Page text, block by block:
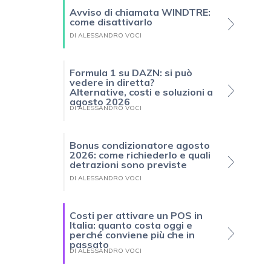
Avviso di chiamata WINDTRE:
come disattivarlo
DI ALESSANDRO VOCI
Formula 1 su DAZN: si può
vedere in diretta?
Alternative, costi e soluzioni a
agosto 2026
DI ALESSANDRO VOCI
Bonus condizionatore agosto
2026: come richiederlo e quali
detrazioni sono previste
DI ALESSANDRO VOCI
Costi per attivare un POS in
Italia: quanto costa oggi e
perché conviene più che in
passato
DI ALESSANDRO VOCI